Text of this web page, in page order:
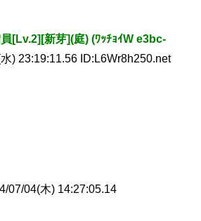
[Lv.2][新芽](庭) (ﾜｯﾁｮｲW e3bc-
水) 23:19:11.56 ID:L6Wr8h250.net
07/04(木) 14:27:05.14